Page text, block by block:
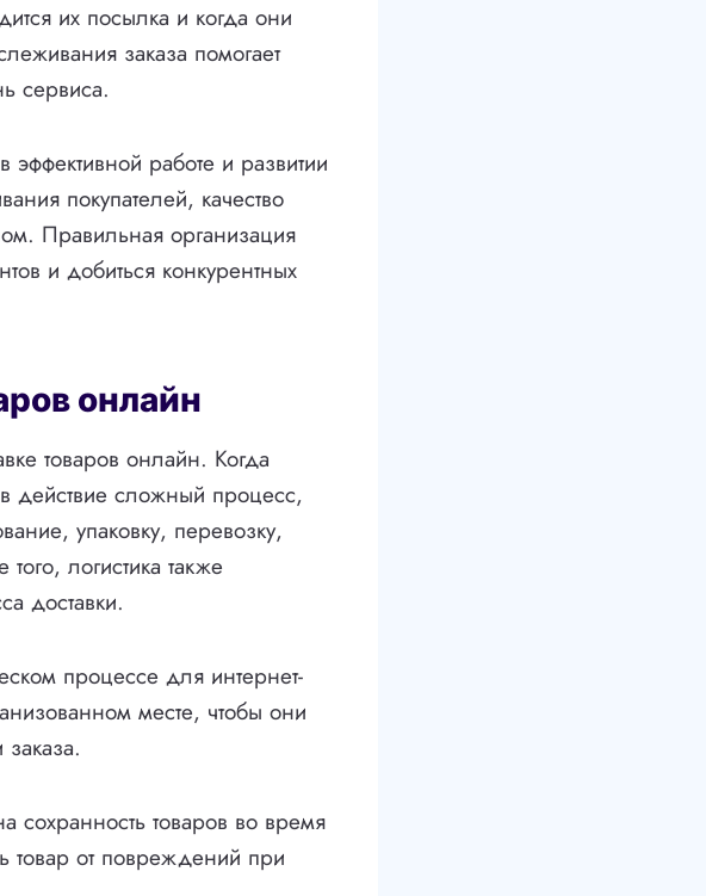
их посылка и когда они
заказа помогает
сервиса.
эффективной работе и развитии
покупателей, качество
Правильная организация
и добиться конкурентных
онлайн
товаров онлайн. Когда
в действие сложный процесс,
упаковку, перевозку,
логистика также
доставки.
процессе для интернет-
месте, чтобы они
сохранность товаров во время
товар от повреждений при